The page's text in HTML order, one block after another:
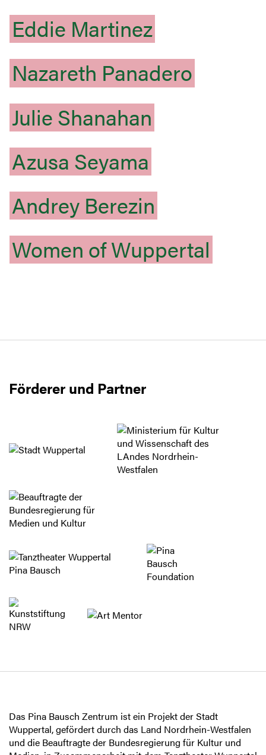
Eddie Martinez
Nazareth Panadero
JulieShanahan
Azusa Seyama
Andrey Berezin
Women ofWuppertal
Förderer und Partner
Das Pina Bausch Zentrum ist ein Projekt der Stadt
Wuppertal, gefördert durch das Land Nordrhein-Westfalen
und die Beauftragte der Bundesregierung für Kultur und